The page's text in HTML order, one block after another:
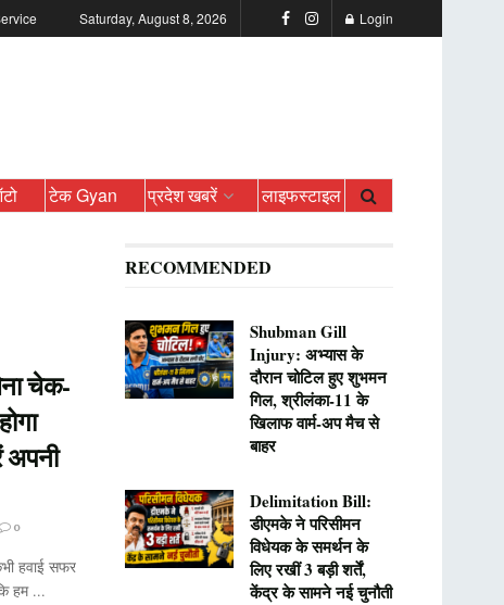
Saturday, August 8, 2026 Login
टेक Gyan प्रदेश खबरें लाइफस्टाइल
चेक-
0
हवाई सफर
हम ...
RECOMMENDED
Shubman Gill
Injury: अभ्यास के
दौरान चोटिल हुए शुभमन
गिल, श्रीलंका-11 के
खिलाफ वार्म-अप मैच से
बाहर
Delimitation Bill:
डीएमके ने परिसीमन
विधेयक के समर्थन के
लिए रखीं 3 बड़ी शर्तें,
केंद्र के सामने नई चुनौती